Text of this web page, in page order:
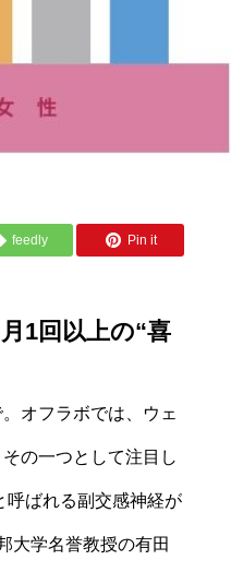
feedly Pin it
1回以上の“喜
オフラボでは、ウェ
の一つとして注目し
呼ばれる副交感神経が
大学名誉教授の有田